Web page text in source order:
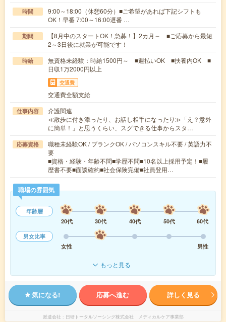
時間
9:00～18:00（休憩60分）■ご希望があれば下記シフトも
OK！早番 7:00～16:00遅番 …
期間
【8月中のスタートOK！急募！】2カ月～ ■ご応募から最短
2～3日後に就業が可能です！
時給
無資格未経験：時給1500円～ ■週払いOK ■扶養内OK ■
日収1万2000円以上
交通費
交通費全額支給
仕事内容
介護関連
≪散歩に付き添ったり、お話し相手になったり≫「え？意外
に簡単！」と思うくらい、スグできる仕事からスタ…
応募資格
職種未経験OK / ブランクOK / パソコンスキル不要 / 英語力不
要
■資格・経験・年齢不問■学歴不問■10名以上採用予定！■履
歴書不要■面談確約■社会保険完備■社員登用…
職場の雰囲気
年齢層
20代
30代 40代 50代
60代
男女比率
女性
男性
もっと見る
気になる! 応募へ進む 詳しく見る
派遣会社 日研トータルソーシング株式会社 メディカルケア事業部